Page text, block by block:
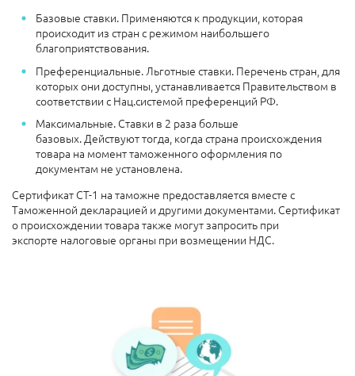
Базовые ставки. Применяются к продукции, которая
происходит из стран с режимом наибольшего
благоприятствования.
Преференциальные. Льготные ставки. Перечень стран, для
которых они доступны, устанавливается Правительством в
соответствии с Нац.системой преференций РФ.
Максимальные. Ставки в 2 раза больше
базовых. Действуют тогда, когда страна происхождения
товара на момент таможенного оформления по
документам не установлена.
Сертификат СТ-1 на таможне предоставляется вместе с
Таможенной декларацией и другими документами. Сертификат
о происхождении товара также могут запросить при
экспорте налоговые органы при возмещении НДС.